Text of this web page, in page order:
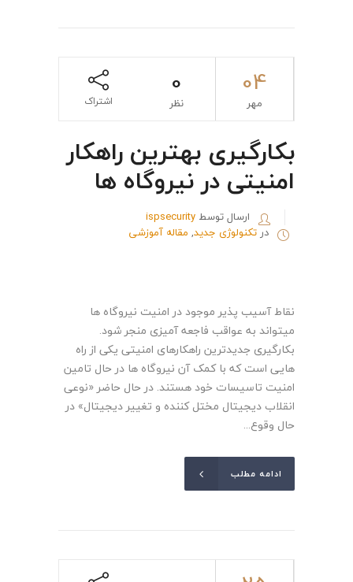
04
مهر
0
نظر اشتراک
بکارگیری بهترین راهکار
امنیتی در نیروگاه ها
ارسال توسط ispsecurity
در تکنولوژی جدید, مقاله آموزشی
نقاط آسیب پذیر موجود در امنیت نیروگاه ها
میتواند به عواقب فاجعه آمیزی منجر شود.
بکارگیری جدیدترین راهکارهای امنیتی یکی از راه
هایی است که با کمک آن نیروگاه ها در حال تامین
امنیت تاسیسات خود هستند. در حال حاضر «نوعی
انقلاب دیجیتال مختل کننده و تغییر دیجیتال» در
حال وقوع...
ادامه مطلب